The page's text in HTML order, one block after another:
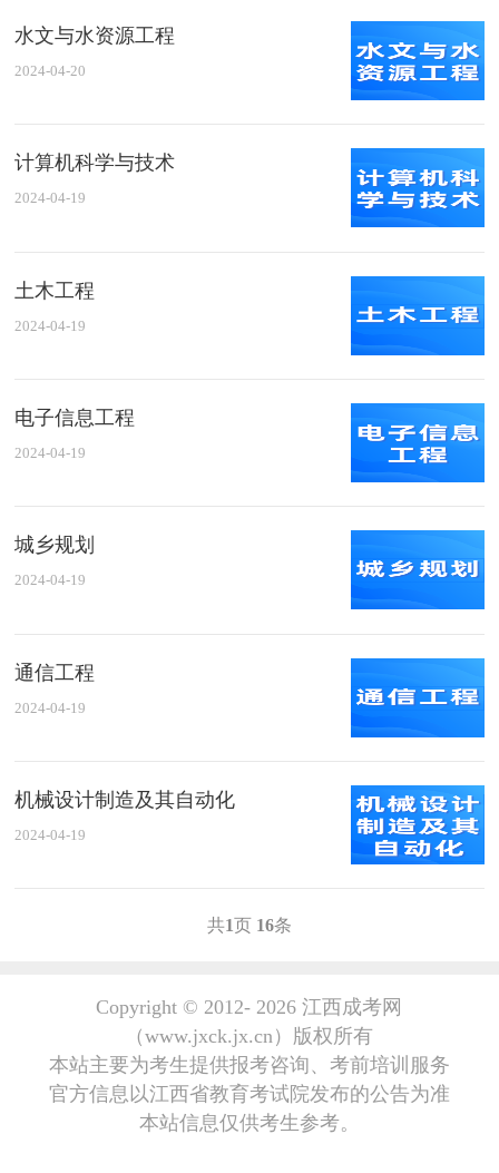
水文与水资源工程
2024-04-20
计算机科学与技术
2024-04-19
土木工程
2024-04-19
电子信息工程
2024-04-19
城乡规划
2024-04-19
通信工程
2024-04-19
机械设计制造及其自动化
2024-04-19
共1页 16条
Copyright © 2012- 2026 江西成考网
（www.jxck.jx.cn）版权所有
本站主要为考生提供报考咨询、考前培训服务
官方信息以江西省教育考试院发布的公告为准
本站信息仅供考生参考。